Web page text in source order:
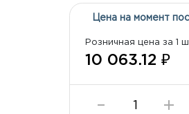
Цена на момент
Розничная цена за 1
10 063.12 ₽